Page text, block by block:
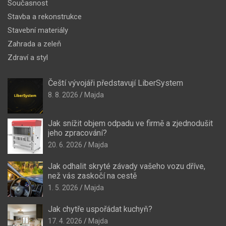
Současnost
Stavba a rekonstrukce
Stavební materiály
Zahrada a zeleň
Zdraví a styl
Čeští vývojáři představují LiberSystem
8. 8. 2026 Majda
Jak snížit objem odpadu ve firmě a zjednodušit
jeho zpracování?
20. 6. 2026 Majda
Jak odhalit skryté závady vašeho vozu dříve,
než vás zaskočí na cestě
1. 5. 2026 Majda
Jak chytře uspořádat kuchyň?
17. 4. 2026 Majda